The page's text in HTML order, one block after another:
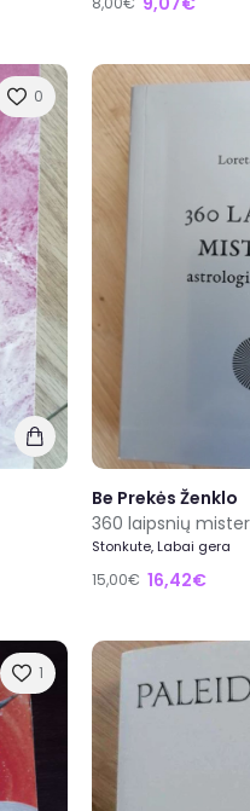
0
Be Prekės Ženklo
Stonkute, Labai gera
15,00€ 16,42€
1